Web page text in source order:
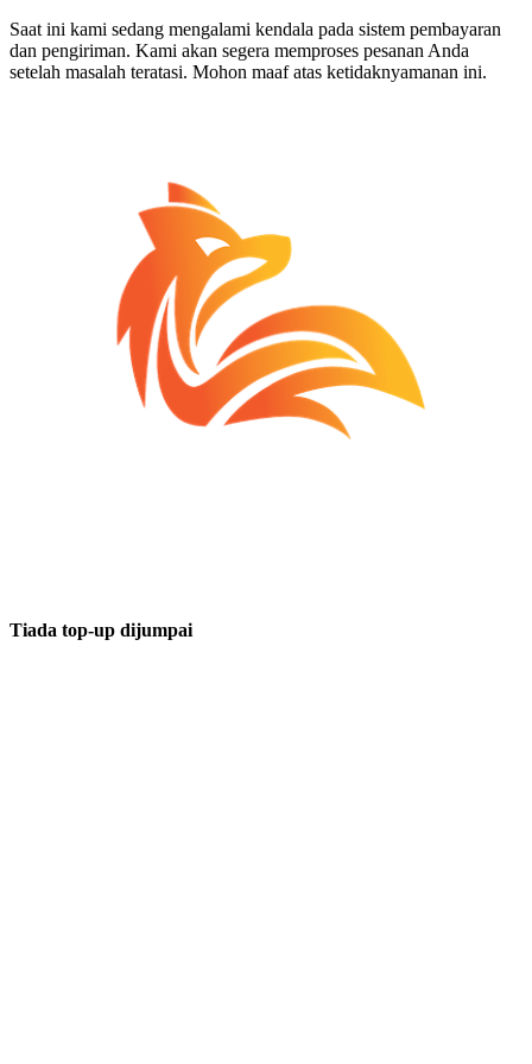
Saat ini kami sedang mengalami kendala pada sistem pembayaran
dan pengiriman. Kami akan segera memproses pesanan Anda
setelah masalah teratasi. Mohon maaf atas ketidaknyamanan ini.
Tiada top-up dijumpai